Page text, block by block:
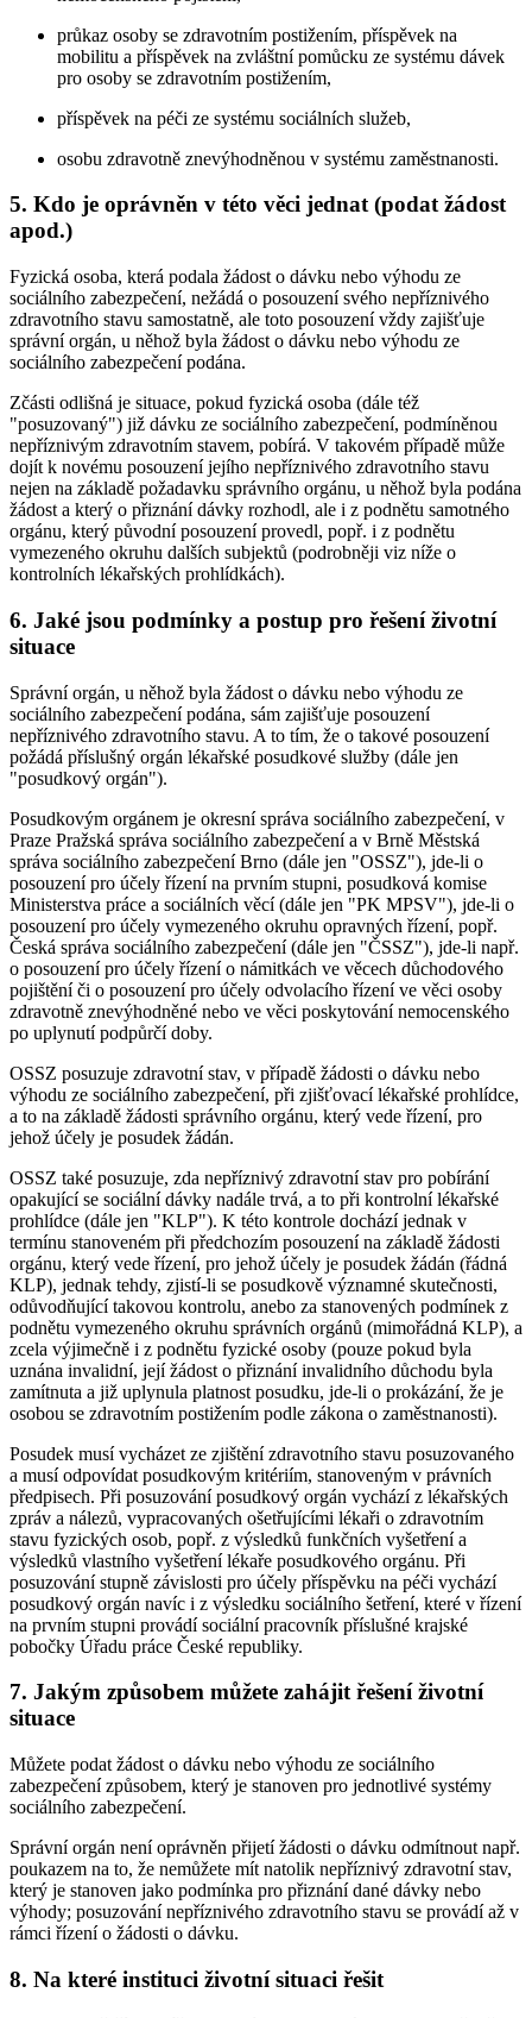
průkaz osoby se zdravotním postižením, příspěvek na
mobilitu a příspěvek na zvláštní pomůcku ze systému dávek
pro osoby se zdravotním postižením,
příspěvek na péči ze systému sociálních služeb,
osobu zdravotně znevýhodněnou v systému zaměstnanosti.
5. Kdo je oprávněn v této věci jednat (podat žádost
apod.)
Fyzická osoba, která podala žádost o dávku nebo výhodu ze
sociálního zabezpečení, nežádá o posouzení svého nepříznivého
zdravotního stavu samostatně, ale toto posouzení vždy zajišťuje
správní orgán, u něhož byla žádost o dávku nebo výhodu ze
sociálního zabezpečení podána.
Zčásti odlišná je situace, pokud fyzická osoba (dále též
"posuzovaný") již dávku ze sociálního zabezpečení, podmíněnou
nepříznivým zdravotním stavem, pobírá. V takovém případě může
dojít k novému posouzení jejího nepříznivého zdravotního stavu
nejen na základě požadavku správního orgánu, u něhož byla podána
žádost a který o přiznání dávky rozhodl, ale i z podnětu samotného
orgánu, který původní posouzení provedl, popř. i z podnětu
vymezeného okruhu dalších subjektů (podrobněji viz níže o
kontrolních lékařských prohlídkách).
6. Jaké jsou podmínky a postup pro řešení životní
situace
Správní orgán, u něhož byla žádost o dávku nebo výhodu ze
sociálního zabezpečení podána, sám zajišťuje posouzení
nepříznivého zdravotního stavu. A to tím, že o takové posouzení
požádá příslušný orgán lékařské posudkové služby (dále jen
"posudkový orgán").
Posudkovým orgánem je okresní správa sociálního zabezpečení, v
Praze Pražská správa sociálního zabezpečení a v Brně Městská
správa sociálního zabezpečení Brno (dále jen "OSSZ"), jde-li o
posouzení pro účely řízení na prvním stupni, posudková komise
Ministerstva práce a sociálních věcí (dále jen "PK MPSV"), jde-li o
posouzení pro účely vymezeného okruhu opravných řízení, popř.
Česká správa sociálního zabezpečení (dále jen "ČSSZ"), jde-li např.
o posouzení pro účely řízení o námitkách ve věcech důchodového
pojištění či o posouzení pro účely odvolacího řízení ve věci osoby
zdravotně znevýhodněné nebo ve věci poskytování nemocenského
po uplynutí podpůrčí doby.
OSSZ posuzuje zdravotní stav, v případě žádosti o dávku nebo
výhodu ze sociálního zabezpečení, při zjišťovací lékařské prohlídce,
a to na základě žádosti správního orgánu, který vede řízení, pro
jehož účely je posudek žádán.
OSSZ také posuzuje, zda nepříznivý zdravotní stav pro pobírání
opakující se sociální dávky nadále trvá, a to při kontrolní lékařské
prohlídce (dále jen "KLP"). K této kontrole dochází jednak v
termínu stanoveném při předchozím posouzení na základě žádosti
orgánu, který vede řízení, pro jehož účely je posudek žádán (řádná
KLP), jednak tehdy, zjistí-li se posudkově významné skutečnosti,
odůvodňující takovou kontrolu, anebo za stanovených podmínek z
podnětu vymezeného okruhu správních orgánů (mimořádná KLP), a
zcela výjimečně i z podnětu fyzické osoby (pouze pokud byla
uznána invalidní, její žádost o přiznání invalidního důchodu byla
zamítnuta a již uplynula platnost posudku, jde-li o prokázání, že je
osobou se zdravotním postižením podle zákona o zaměstnanosti).
Posudek musí vycházet ze zjištění zdravotního stavu posuzovaného
a musí odpovídat posudkovým kritériím, stanoveným v právních
předpisech. Při posuzování posudkový orgán vychází z lékařských
zpráv a nálezů, vypracovaných ošetřujícími lékaři o zdravotním
stavu fyzických osob, popř. z výsledků funkčních vyšetření a
výsledků vlastního vyšetření lékaře posudkového orgánu. Při
posuzování stupně závislosti pro účely příspěvku na péči vychází
posudkový orgán navíc i z výsledku sociálního šetření, které v řízení
na prvním stupni provádí sociální pracovník příslušné krajské
pobočky Úřadu práce České republiky.
7. Jakým způsobem můžete zahájit řešení životní
situace
Můžete podat žádost o dávku nebo výhodu ze sociálního
zabezpečení způsobem, který je stanoven pro jednotlivé systémy
sociálního zabezpečení.
Správní orgán není oprávněn přijetí žádosti o dávku odmítnout např.
poukazem na to, že nemůžete mít natolik nepříznivý zdravotní stav,
který je stanoven jako podmínka pro přiznání dané dávky nebo
výhody; posuzování nepříznivého zdravotního stavu se provádí až v
rámci řízení o žádosti o dávku.
8. Na které instituci životní situaci řešit